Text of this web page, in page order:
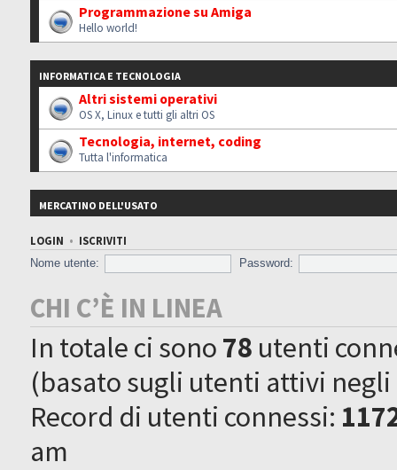
Programmazione su Amiga
Hello world!
INFORMATICA E TECNOLOGIA
Altri sistemi operativi
OS X, Linux e tutti gli altri OS
Tecnologia, internet, coding
Tutta l'informatica
MERCATINO DELL'USATO
LOGIN • ISCRIVITI
Nome utente:
Password:
CHI C’È IN LINEA
In totale ci sono78 utenti
(basato sugli utenti attivi
Record di utenti connessi:
am